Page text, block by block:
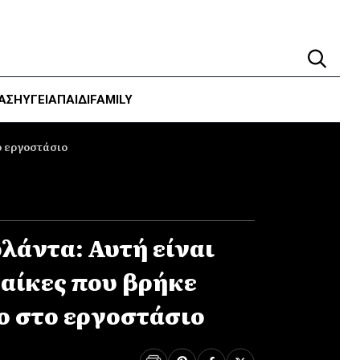
ΥΓΕΊΑΠΑΙΔΙFAMILY
εργοστάσιο
Αυτή είναι
που βρήκε
στο εργοστάσιο